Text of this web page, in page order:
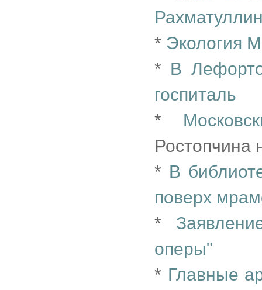
* Экология
* В
госпиталь
*
Ростопчина
* В
поверх
*
оперы"
* Главные